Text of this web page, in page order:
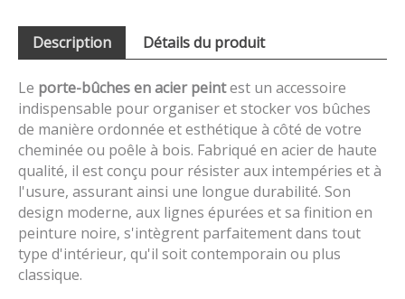
Description Détails du produit
Le porte-bûches en acier peintest un accessoire
indispensable pour organiser et stocker vos bûches
de manière ordonnée et esthétique à côté de votre
cheminée ou poêle à bois. Fabriqué en acier de haute
qualité, il est conçu pour résister aux intempéries et à
l'usure, assurant ainsi une longue durabilité. Son
design moderne, aux lignes épurées et sa finition en
peinture noire, s'intègrent parfaitement dans tout
type d'intérieur, qu'il soit contemporain ou plus
classique.